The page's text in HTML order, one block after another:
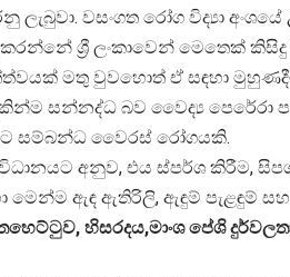
ලැබුවා. වසංගත රෝග විද්‍යා
ශ්‍රී ලංකාවෙන් මෙතෙක්
මතු වුවහොත් ඒ සඳහා
සන්නද්ධ බව වෛද්‍ය පෙරේරා
සම්බන්ධ වෛරස් රෝගයකි.
අනුව, එය ස්පර්ශ කිරීම,
මෙන්ම ඇඳ ඇතිරිලි, ඇඳුම් පැළඳුම් සහ
හිසරදය,මාංශ පේශි